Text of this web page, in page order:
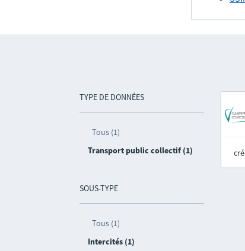
TYPE DE DONNÉES
Tous (1)
Transport public collectif (1)
SOUS-TYPE
Tous (1)
Intercités (1)